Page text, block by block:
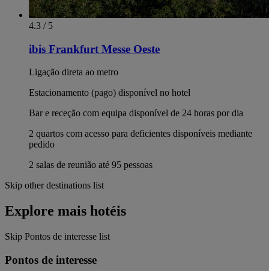
4.3 / 5
ibis Frankfurt Messe Oeste
Ligação direta ao metro
Estacionamento (pago) disponível no hotel
Bar e receção com equipa disponível de 24 horas por dia
2 quartos com acesso para deficientes disponíveis mediante
pedido
2 salas de reunião até 95 pessoas
Skip other destinations list
Explore mais hotéis
Skip Pontos de interesse list
Pontos de interesse